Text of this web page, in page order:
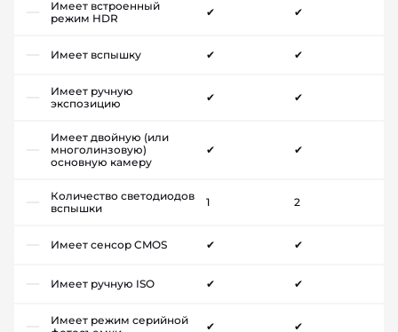
Имеет встроенный
режим HDR
✔ ✔
Имеет вспышку ✔ ✔
Имеет ручную
экспозицию
✔ ✔
Имеет двойную (или
многолинзовую)
основную камеру
✔ ✔
Количество светодиодов
вспышки
1 2
Имеет сенсор CMOS ✔ ✔
Имеет ручную ISO ✔ ✔
Имеет режим серийной
✔ ✔